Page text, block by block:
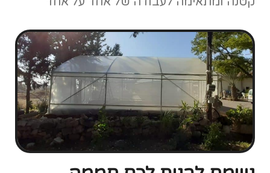
דרישה ויכולים לספק לכם גם את כל המוצרים
המשלימים.
חממה טיפולית היא
חממהסטנדרטית לכל דבר
ויכולה להיות כמעט בכל גודל שתרצו עם
חיפויים שונים, מערכות איוורות, מערכות
השקייה ומערכות תאורה. יש לכם צרכים
מיוחדים? נשמח לעמוד לשירותכם!